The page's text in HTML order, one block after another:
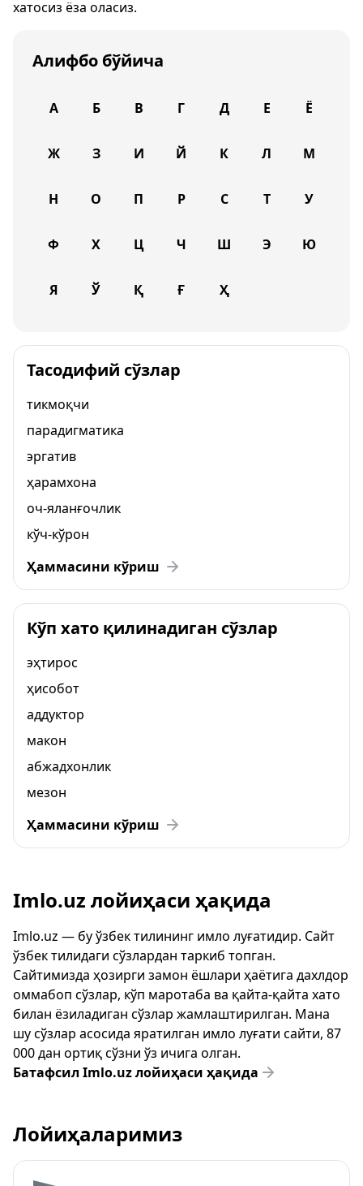
хатосиз ёза оласиз.
Алифбо бўйича
А Б В Г Д Е Ё
Ж З И Й К Л М
Н О П Р С Т У
Ф Х Ц Ч Ш Э Ю
Я Ў Қ Ғ Ҳ
Тасодифий сўзлар
тикмоқчи
парадигматика
эргатив
ҳарамхона
оч-яланғочлик
кўч-кўрон
Ҳаммасини кўриш
Кўп хато қилинадиган сўзлар
эҳтирос
ҳисобот
аддуктор
макон
абжадхонлик
мезон
Ҳаммасини кўриш
Imlo.uz лойиҳаси ҳақида
Imlo.uz — бу ўзбек тилининг имло луғатидир. Сайт
ўзбек тилидаги сўзлардан таркиб топган.
Сайтимизда ҳозирги замон ёшлари ҳаётига дахлдор
оммабоп сўзлар, кўп маротаба ва қайта-қайта хато
билан ёзиладиган сўзлар жамлаштирилган. Мана
шу сўзлар асосида яратилган имло луғати сайти, 87
000 дан ортиқ сўзни ўз ичига олган.
Батафсил Imlo.uz лойиҳаси ҳақида
Лойиҳаларимиз